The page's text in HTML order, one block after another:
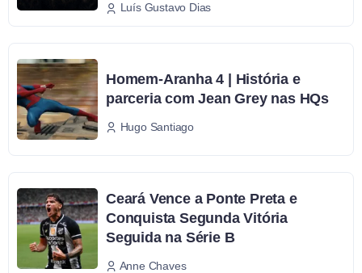
Luís Gustavo Dias
Homem-Aranha 4 | História e
parceria com Jean Grey nas HQs
Hugo Santiago
Ceará Vence a Ponte Preta e
Conquista Segunda Vitória
Seguida na Série B
Anne Chaves